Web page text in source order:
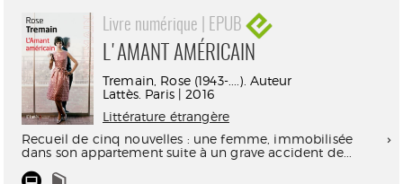
Livre numérique | EPUB
L'AMANT AMÉRICAIN
Tremain, Rose (1943-....). Auteur
Lattès. Paris | 2016
Littérature étrangère
Recueil de cinq nouvelles : une femme, immobilisée
dans son appartement suite à un grave accident de...